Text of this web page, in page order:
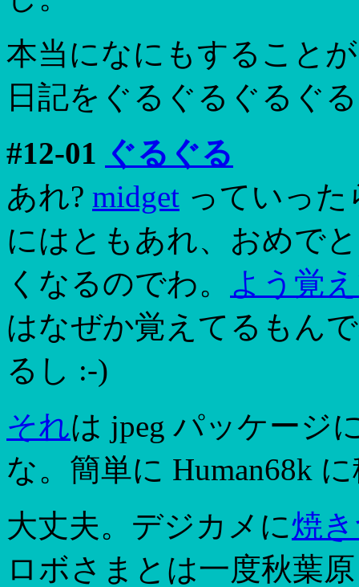
本当になにもすること
日記をぐるぐるぐるぐ
#12-01 ぐるぐる
あれ? midget っていった
にはともあれ、おめで
くなるのでわ。
よう覚
はなぜか覚えてるもん
るし :-)
それは jpeg パッケージ
な。簡単に Human68k
大丈夫。デジカメに焼
ロボさまとは一度秋葉